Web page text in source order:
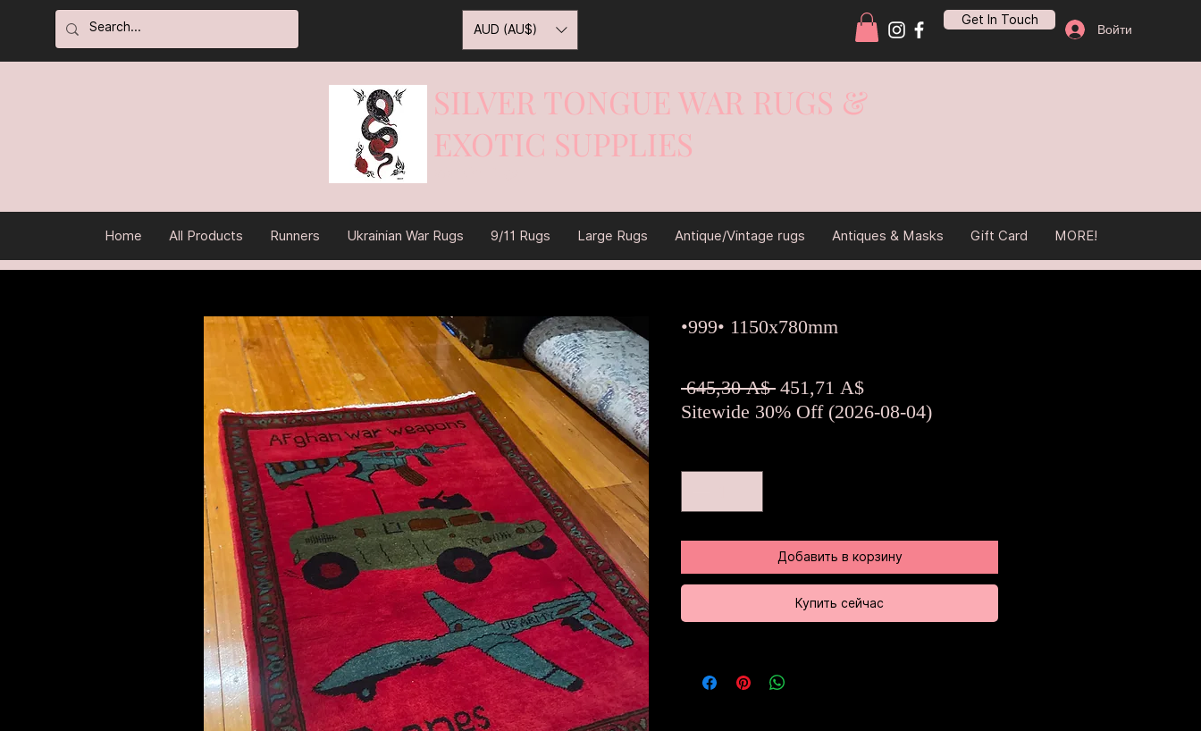
Get In Touch
Войти
AUD (AU$)
SILVER TONGUE WAR RUGS &
EXOTIC SUPPLIES
Home All Products Runners Ukrainian War Rugs 9/11 Rugs Large Rugs Antique/Vintage rugs Antiques & Masks Gift Card MORE!
•999• 1150x780mm
645,30 A$ Обычная
цена
451,71 A$Спеццена
Sitewide 30% Off (2026-08-04)
Добавить в корзину
Купить сейчас